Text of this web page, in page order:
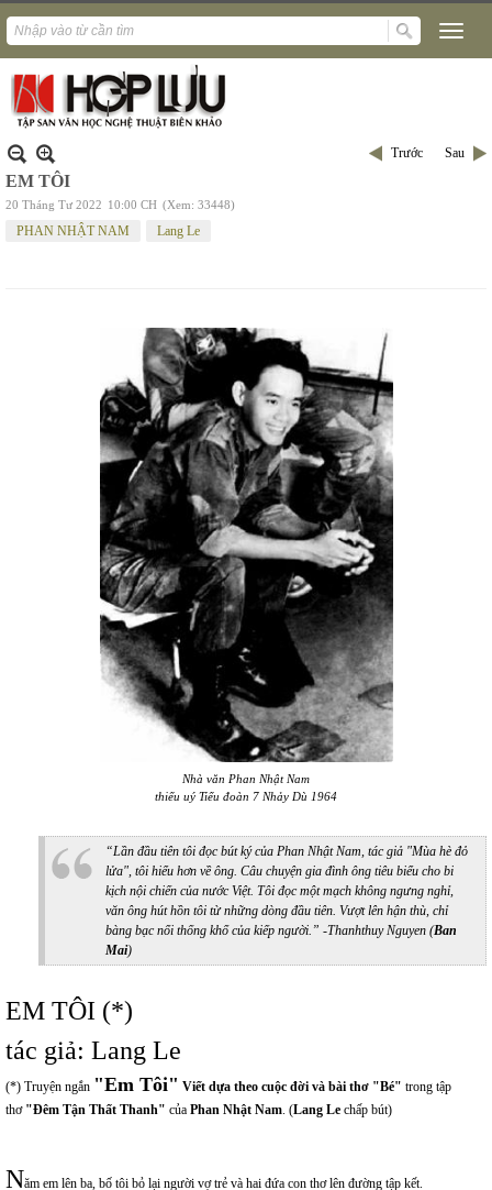
Trước Sau
EM TÔI
20 Tháng Tư 2022 10:00 CH (Xem: 33448)
PHAN NHẬT NAM Lang Le
Nhà văn Phan Nhật Nam
thiếu uý Tiểu đoàn 7 Nhảy Dù 1964
“Lần đầu tiên tôi đọc bút ký của Phan Nhật Nam, tác giả "Mùa hè đỏ
lửa", tôi hiểu hơn về ông. Câu chuyện gia đình ông tiêu biểu cho bi
kịch nội chiến của nước Việt. Tôi đọc một mạch không ngưng nghỉ,
văn ông hút hồn tôi từ những dòng đầu tiên. Vượt lên hận thù, chỉ
bàng bạc nổi thống khổ của kiếp người.” -Thanhthuy Nguyen (Ban
Mai)
EM TÔI (*)
tác giả: Lang Le
(*) Truyện ngắn "Em Tôi" Viết dựa theo cuộc đời và bài thơ "Bé" trong tập
thơ "Đêm Tận Thất Thanh" của Phan Nhật Nam. (Lang Le chấp bút)
Năm em lên ba, bố tôi bỏ lại người vợ trẻ và hai đứa con thơ lên đường tập kết.